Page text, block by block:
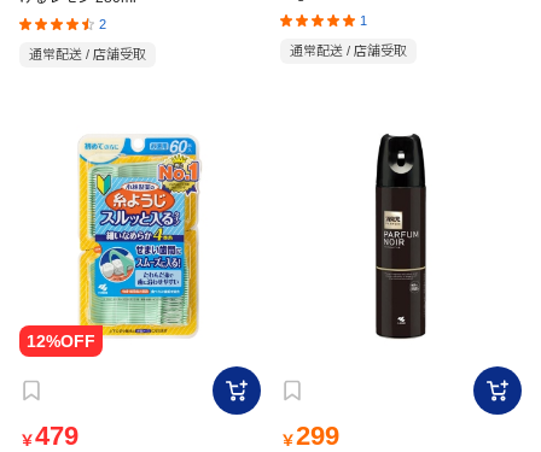
2
通常配送 / 店舗受取
1
通常配送 / 店舗受取
￥479 ￥299